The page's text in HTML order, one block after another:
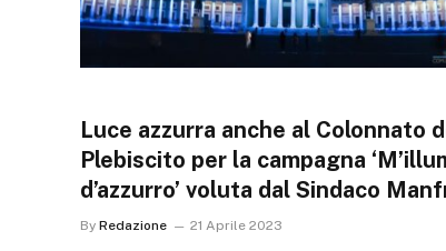
Luce azzurra anche al Colonnato
Plebiscito per la campagna
d’azzurro’ voluta dal Sindaco
By Redazione 21 Aprile 2023